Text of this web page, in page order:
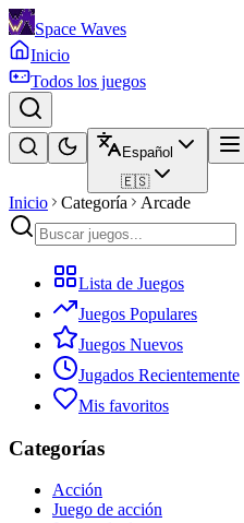
Space Waves
Inicio
Todos los juegos
Español
🇪🇸
Inicio Categoría Arcade
Lista de Juegos
Juegos Populares
Juegos Nuevos
Jugados Recientemente
Mis favoritos
Categorías
Acción
Juego de acción